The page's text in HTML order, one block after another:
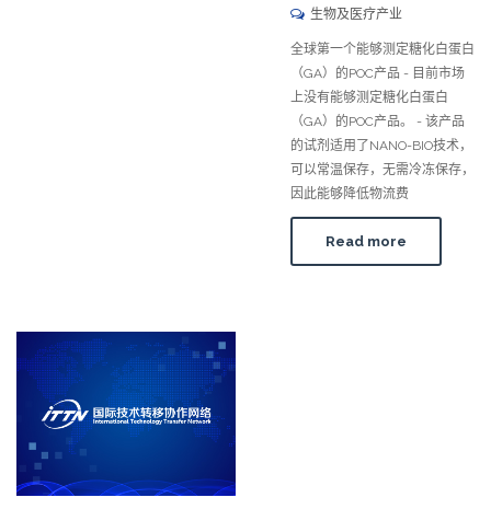
生物及医疗产业
全球第一个能够测定糖化白蛋白
（GA）的POC产品 - 目前市场
上没有能够测定糖化白蛋白
（GA）的POC产品。 - 该产品
的试剂适用了NANO-BIO技术，
可以常温保存，无需冷冻保存，
因此能够降低物流费
Read more